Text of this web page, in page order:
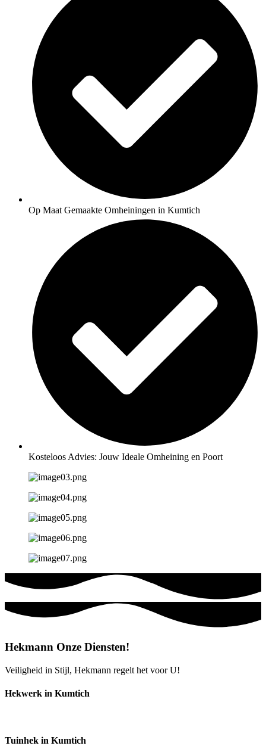
Op Maat Gemaakte Omheiningen in Kumtich
Kosteloos Advies: Jouw Ideale Omheining en Poort
Hekmann Onze Diensten!
Veiligheid in Stijl, Hekmann regelt het voor U!
Hekwerk in Kumtich
Tuinhek in Kumtich